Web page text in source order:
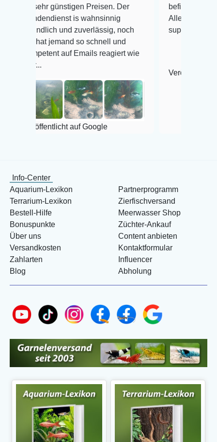
Preisen. Der
is wahnsinnig
und zuverlässig, noch
so schnell und
auf Emails reagiert wie
auf Google
befinden der Fische
Alles ist quick lebendig und
super Zustand. Gerne
Veröffentlicht auf Google
Info-Center
Aquarium-Lexikon
Terrarium-Lexikon
Bestell-Hilfe
Bonuspunkte
Über uns
Versandkosten
Zahlarten
Blog
Partnerprogramm
Zierfischversand
Meerwasser Shop
Züchter-Ankauf
Content anbieten
Kontaktformular
Influencer
Abholung